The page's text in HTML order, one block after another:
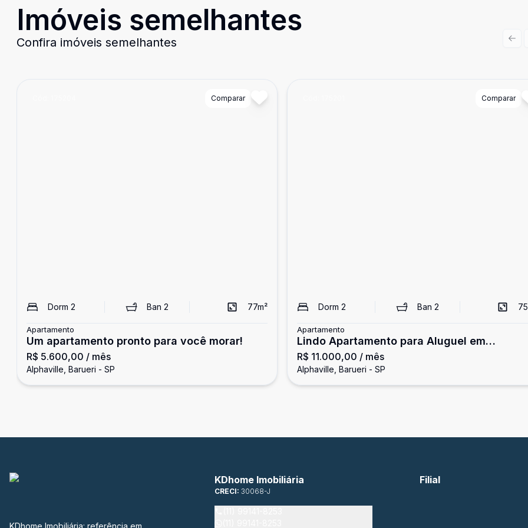
Imóveis semelhantes
Confira imóveis semelhantes
Comparar
Dorm 2 Ban2 77m²
Apartamento
Um apartamento pronto para você morar!
R$ 5.600,00 / mês
Alphaville, Barueri - SP
Comparar
Dorm 2 Ban 2 75
Apartamento
Lindo Apartamento para Aluguel em
Alphaville
R$ 11.000,00 / mês
Alphaville, Barueri - SP
KDhome Imobiliária: referência em
KDhome Imobiliária
CRECI: 30068-J
Filial